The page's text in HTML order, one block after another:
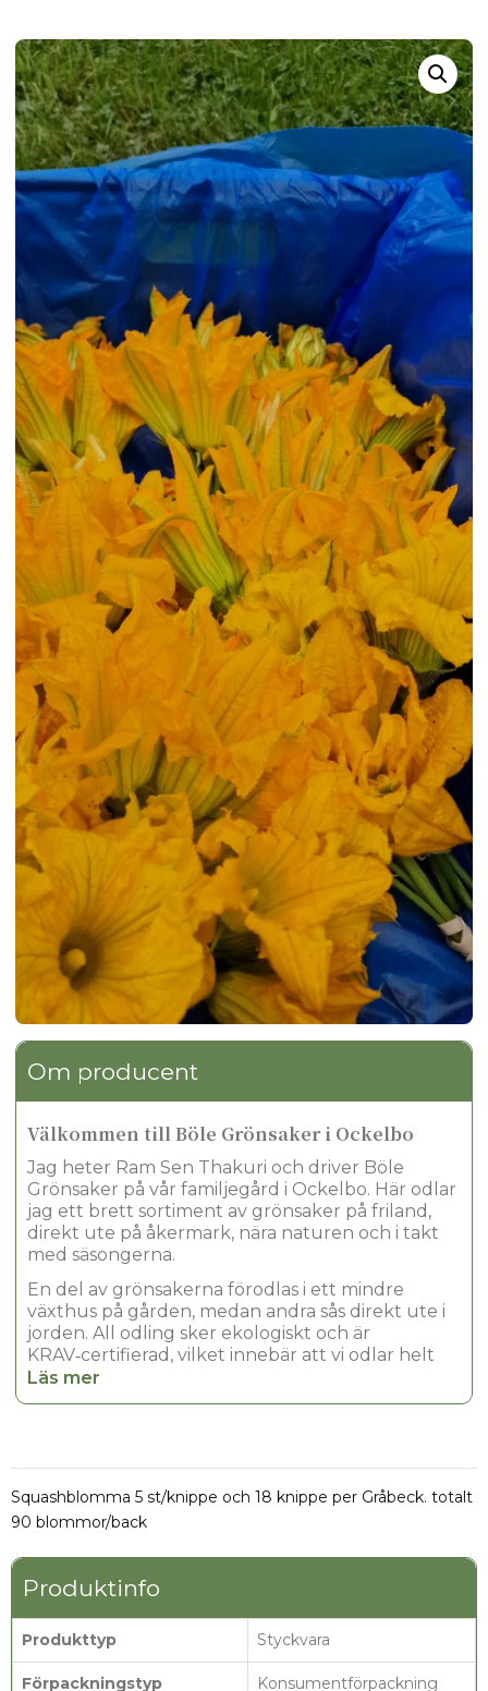
Om producent
Välkommen till Böle Grönsaker i Ockelbo
Jag heter Ram Sen Thakuri och driver Böle
Grönsaker på vår familjegård i Ockelbo. Här odlar
jag ett brett sortiment av grönsaker på friland,
direkt ute på åkermark, nära naturen och i takt
med säsongerna.
En del av grönsakerna förodlas i ett mindre
växthus på gården, medan andra sås direkt ute i
jorden. All odling sker ekologiskt och är
KRAV‑certifierad, vilket innebär att vi odlar helt
utan gifter och konstgödsel och med stor
nära naturen har följt med mig genom livet. Idag
är Böle Grönsaker mitt sätt att fortsätta utveckla
ett hållbart jordbruk och erbjuda grönsaker med
Varmt välkommen att handla direkt från mig
här i Market, jag ser fram emot att leverera
grönsaker som gör skillnad i din verksamhet.
Läs mer
Squashblomma 5 st/knippe och 18 knippe per Gråbeck. totalt
90 blommor/back
Produktinfo
Produkttyp Styckvara
Förpackningstyp Konsumentförpackning